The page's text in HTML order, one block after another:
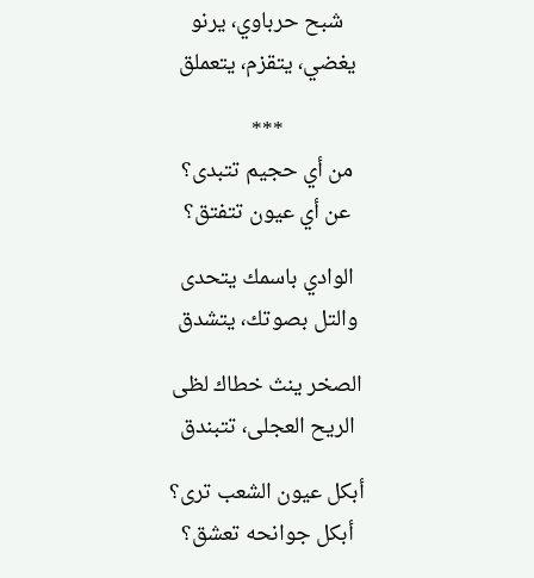
شبح حرباوي، يرنو
يغضي، يتقزم، يتعملق
***
من أي حجيم تتبدى؟
عن أي عيون تتفتق؟
الوادي باسمك يتحدى
والتل بصوتك، يتشدق
الصخر ينث خطاك لظى
الريح العجلى، تتبندق
أبكل عيون الشعب ترى؟
أبكل جوانحه تعشق؟